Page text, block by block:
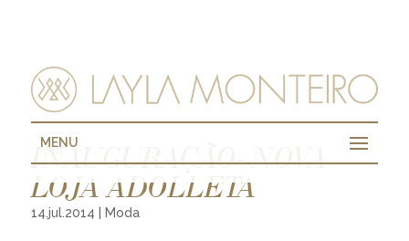
MENU
INAUGURAÇÃO- NOVA
LOJA ADOLLETA
14.jul.2014 Moda